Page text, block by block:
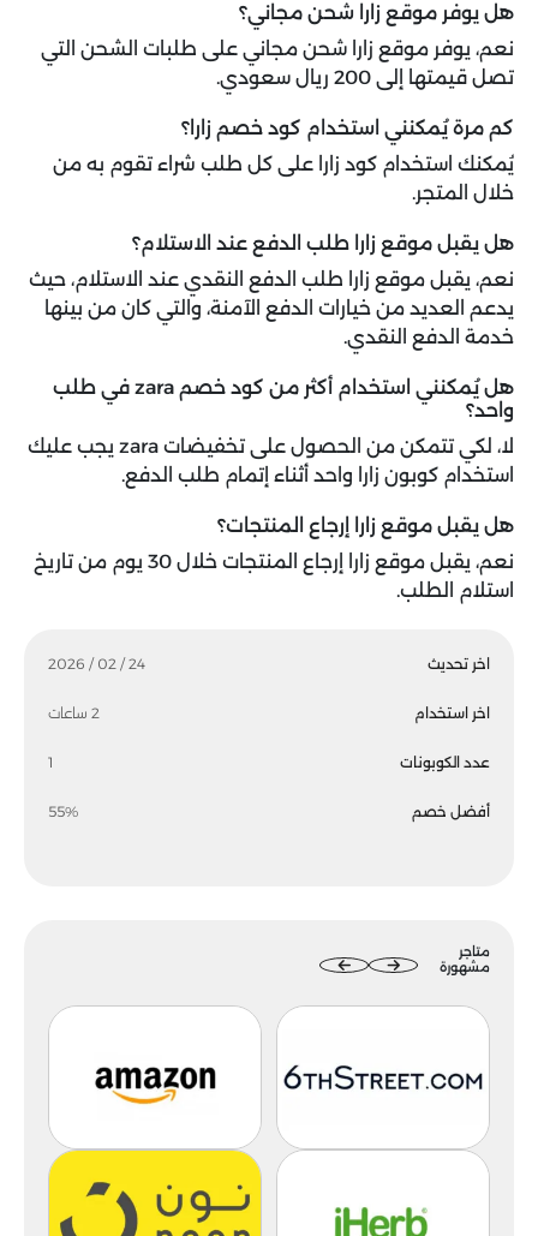
اخر تحديث 24 / 02 / 2026
اخر استخدام 2 ساعات
عدد الكوبونات 1
أفضل خصم 55%
متاجر
مشهورة
هل يوفر موقع زارا شحن مجاني؟
نعم، يوفر موقع زارا شحن مجاني على طلبات الشحن التي
تصل قيمتها إلى 200 ريال سعودي.
كم مرة يُمكنني استخدام كود خصم زارا؟
يُمكنك استخدام كود زارا على كل طلب شراء تقوم به من
خلال المتجر.
هل يقبل موقع زارا طلب الدفع عند الاستلام؟
نعم، يقبل موقع زارا طلب الدفع النقدي عند الاستلام، حيث
يدعم العديد من خيارات الدفع الآمنة، والتي كان من بينها
خدمة الدفع النقدي.
هل يُمكنني استخدام أكثر من كود خصم zara في طلب
واحد؟
لا، لكي تتمكن من الحصول على تخفيضات zara يجب عليك
استخدام كوبون زارا واحد أثناء إتمام طلب الدفع.
هل يقبل موقع زارا إرجاع المنتجات؟
نعم، يقبل موقع زارا إرجاع المنتجات خلال 30 يوم من تاريخ
استلام الطلب.